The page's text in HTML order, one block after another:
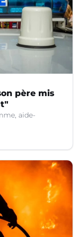
père mis
aide-